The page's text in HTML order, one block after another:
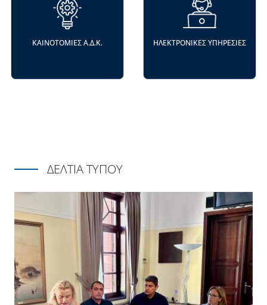
ΚΑΙΝΟΤΟΜΊΕΣ Α.Δ.Κ. ΗΛΕΚΤΡΟΝΙΚΕΣ ΥΠΗΡΕΣΙΕΣ
ΔΕΛΤΙΑ ΤΥΠΟΥ